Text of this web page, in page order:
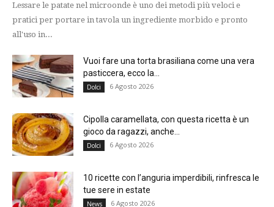
Lessare le patate nel microonde è uno dei metodi più veloci e
pratici per portare in tavola un ingrediente morbido e pronto
all'uso in...
Vuoi fare una torta brasiliana come una vera
pasticcera, ecco la...
Dolci 6 Agosto 2026
Cipolla caramellata, con questa ricetta è un
gioco da ragazzi, anche...
Dolci 6 Agosto 2026
10 ricette con l’anguria imperdibili, rinfresca le
tue sere in estate
News 6 Agosto 2026